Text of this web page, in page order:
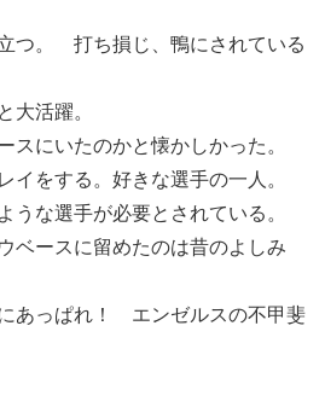
つ。 打ち損じ、鴨にされている
大活躍。
スにいたのかと懐かしかった。
イをする。好きな選手の一人。
うな選手が必要とされている。
ベースに留めたのは昔のよしみ
あっぱれ！ エンゼルスの不甲斐